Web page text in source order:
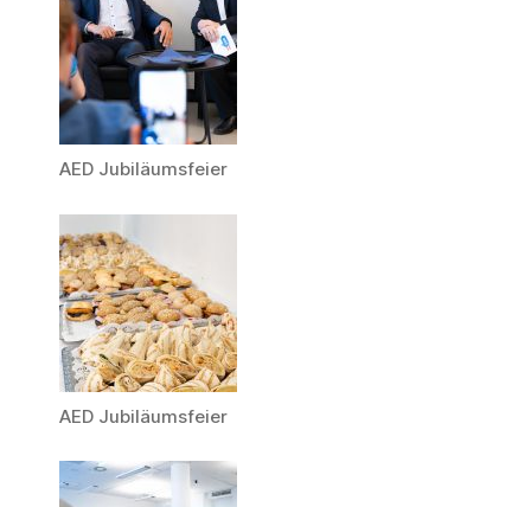
AED Jubiläumsfeier
AED Jubiläumsfeier